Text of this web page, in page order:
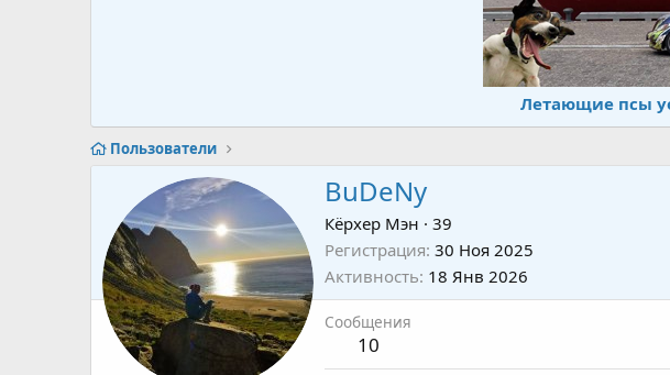
Летающие псы
Пользователи
BuDeNy
Кёрхер Мэн · 39
Регистрация 30 Ноя 2025
Активность 18 Янв 2026
Сообщения
10